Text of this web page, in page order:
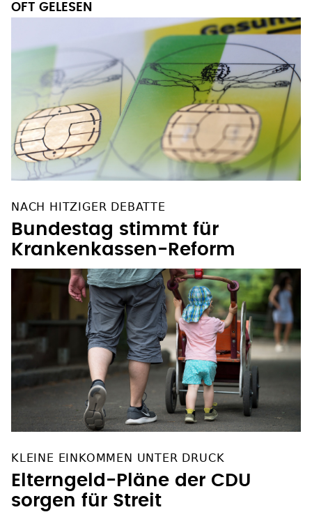
OFT GELESEN
NACH HITZIGER DEBATTE
Bundestag stimmt für
Krankenkassen-Reform
KLEINE EINKOMMEN UNTER DRUCK
Elterngeld-Pläne der CDU
sorgen für Streit